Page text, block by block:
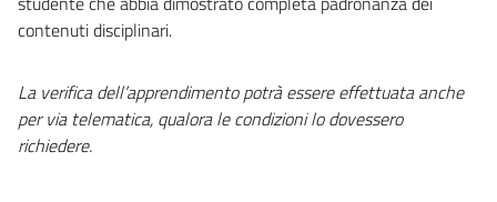
contenuti disciplinari.
La verifica dell’apprendimento potrà essere effettuata anche
per via telematica, qualora le condizioni lo dovessero
richiedere.